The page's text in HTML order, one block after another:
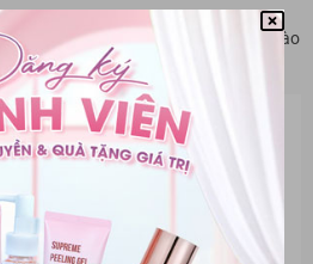
lý tưởng là 2-3 lần/tuần, tùy thuộc vào
của bạn.